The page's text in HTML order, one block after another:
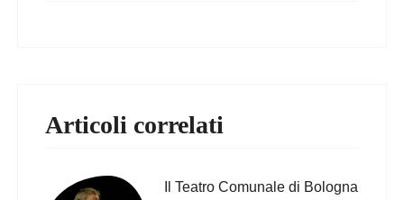
Articoli correlati
Il Teatro Comunale di Bologna